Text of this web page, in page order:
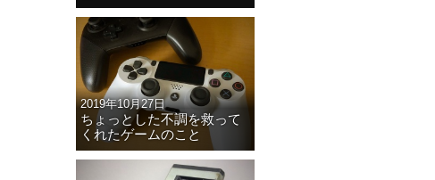
2019年10月27日
ちょっとした不調を救って
くれたゲームのこと